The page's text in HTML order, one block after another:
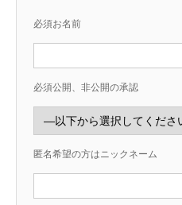
必須お名前
必須公開、非公開の承認
匿名希望の方はニックネーム